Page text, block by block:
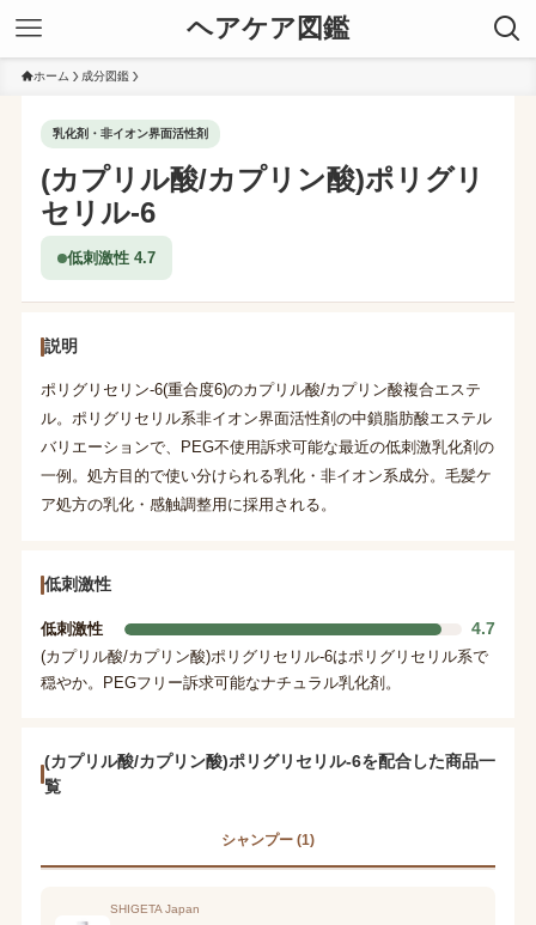
ヘアケア図鑑
ホーム 成分図鑑
乳化剤・非イオン界面活性剤
(カプリル酸/カプリン酸)ポリグリ
セリル-6
低刺激性 4.7
説明
ポリグリセリン-6(重合度6)のカプリル酸/カプリン酸複合エステ
ル。ポリグリセリル系非イオン界面活性剤の中鎖脂肪酸エステル
バリエーションで、PEG不使用訴求可能な最近の低刺激乳化剤の
一例。処方目的で使い分けられる乳化・非イオン系成分。毛髪ケ
ア処方の乳化・感触調整用に採用される。
低刺激性
低刺激性 4.7
(カプリル酸/カプリン酸)ポリグリセリル-6はポリグリセリル系で
穏やか。PEGフリー訴求可能なナチュラル乳化剤。
(カプリル酸/カプリン酸)ポリグリセリル-6を配合した商品一
覧
シャンプー (1)
SHIGETA Japan